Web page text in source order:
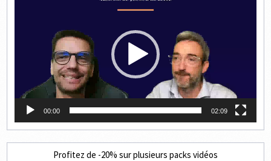
00:00 02:09
Profitez de -20% sur plusieurs packs vidéos